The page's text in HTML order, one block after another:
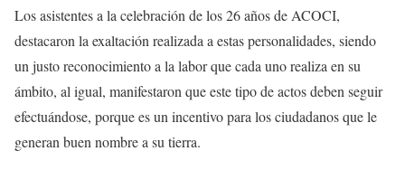
Los asistentes a la celebración de los 26 años de ACOCI,
destacaron la exaltación realizada a estas personalidades, siendo
un justo reconocimiento a la labor que cada uno realiza en su
ámbito, al igual, manifestaron que este tipo de actos deben seguir
efectuándose, porque es un incentivo para los ciudadanos que le
generan buen nombre a su tierra.